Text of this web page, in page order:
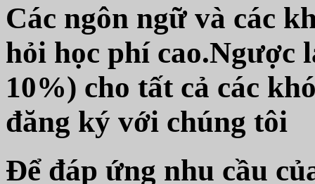
Các ngôn ngữ và các
hỏi học phí cao.Ngược
10%) cho tất cả các
đăng ký với chúng tôi
Để đáp ứng nhu cầu